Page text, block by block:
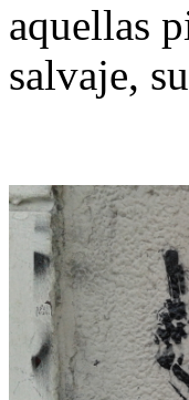
aquellas
salvaje,